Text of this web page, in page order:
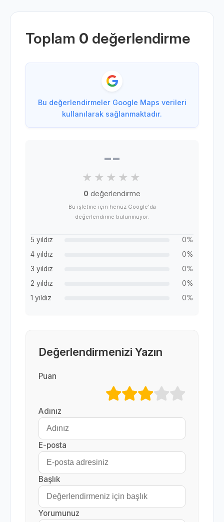
Toplam 0 değerlendirme
Bu değerlendirmeler Google Maps verileri
kullanılarak sağlanmaktadır.
--
0 değerlendirme
Bu işletme için henüz Google'da
değerlendirme bulunmuyor.
5 yıldız
0%
4 yıldız
0%
3 yıldız
0%
2 yıldız
0%
1 yıldız
0%
Değerlendirmenizi Yazın
Puan
Adınız
E-posta
Başlık
Yorumunuz